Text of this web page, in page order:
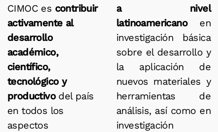
CIMOC es contribuir
activamente al
desarrollo
académico,
científico,
tecnológico y
productivodel país
en todos los
aspectos
a nivel
latinoamericanoen
investigación básica
sobre el desarrollo y
la aplicación de
nuevos materiales y
herramientas de
análisis, así como en
investigación